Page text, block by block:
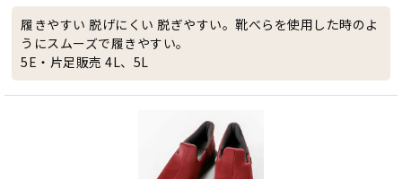
履きやすい 脱げにくい 脱ぎやすい。靴べらを使用した時のよ
うにスムーズで履きやすい。
5E・片足販売 4L、5L